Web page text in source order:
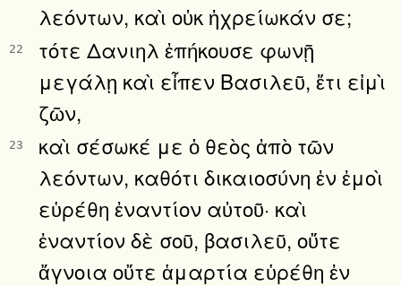
λεόντων, καὶ οὐκ ἠχρείωκάν σε;
22
τότε Δανιηλ ἐπήκουσε φωνῇ
μεγάλῃ καὶ εἶπεν Βασιλεῦ, ἔτι εἰμὶ
ζῶν,
23
καὶ σέσωκέ με ὁ θεὸς ἀπὸ τῶν
λεόντων, καθότι δικαιοσύνη ἐν ἐμοὶ
εὑρέθη ἐναντίον αὐτοῦ· καὶ
ἐναντίον δὲ σοῦ, βασιλεῦ, οὔτε
ἄγνοια οὔτε ἁμαρτία εὑρέθη ἐν